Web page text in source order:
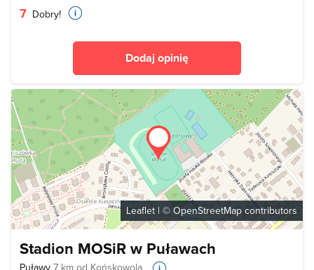
7 Dobry!
Dodaj opinię
Leaflet | © OpenStreetMap contributors
Stadion MOSiR w Puławach
Puławy 7 km od Końskowola